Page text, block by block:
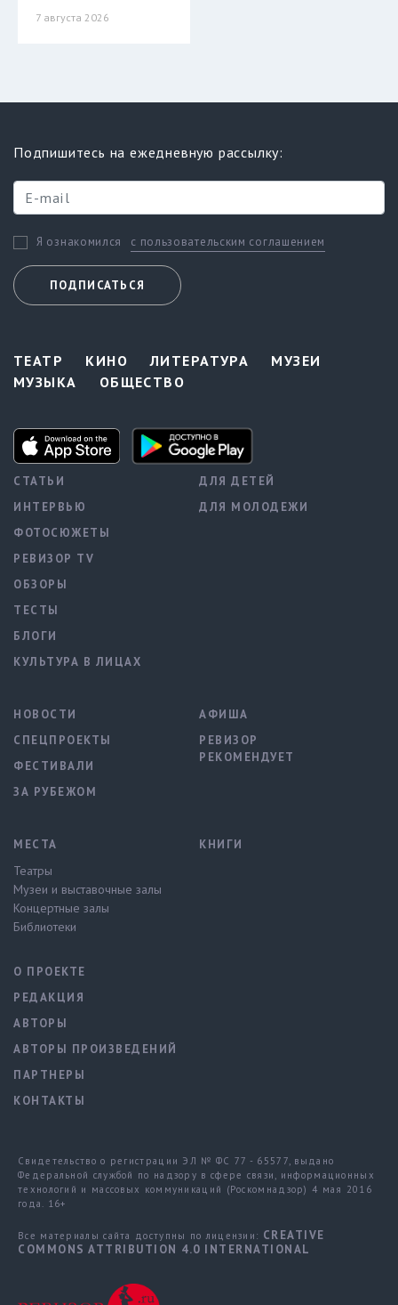
7 августа 2026
Подпишитесь на ежедневную рассылку:
Я ознакомился с пользовательским соглашением
ПОДПИСАТЬСЯ
ТЕАТР КИНО ЛИТЕРАТУРА
МУЗЕИ
МУЗЫКА
ОБЩЕСТВО
СТАТЬИ
ИНТЕРВЬЮ
ФОТОСЮЖЕТЫ
РЕВИЗОР TV
ОБЗОРЫ
ТЕСТЫ
БЛОГИ
КУЛЬТУРА В ЛИЦАХ
ДЛЯ ДЕТЕЙ
ДЛЯ МОЛОДЕЖИ
НОВОСТИ
СПЕЦПРОЕКТЫ
ФЕСТИВАЛИ
ЗА РУБЕЖОМ
АФИША
РЕВИЗОР
РЕКОМЕНДУЕТ
МЕСТА
Театры
Музеи и выставочные залы
Концертные залы
Библиотеки
КНИГИ
О ПРОЕКТЕ
РЕДАКЦИЯ
АВТОРЫ
АВТОРЫ ПРОИЗВЕДЕНИЙ
ПАРТНЕРЫ
КОНТАКТЫ
Свидетельство о регистрации ЭЛ № ФС 77 - 65577, выдано
Федеральной службой по надзору в сфере связи, информационных
технологий и массовых коммуникаций (Роскомнадзор) 4 мая 2016
года. 16+
Все материалы сайта доступны по лицензии: CREATIVE
COMMONS ATTRIBUTION 4.0 INTERNATIONAL